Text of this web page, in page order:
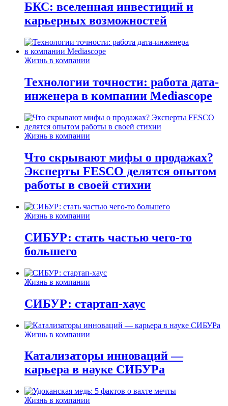
БКС: вселенная инвестиций и
карьерных возможностей
Жизнь в компании
Технологии точности: работа дата-
инженера в компании Mediascope
Жизнь в компании
Что скрывают мифы о продажах?
Эксперты FESCO делятся опытом
работы в своей стихии
Жизнь в компании
СИБУР: стать частью чего-то
большего
Жизнь в компании
СИБУР: стартап-хаус
Жизнь в компании
Катализаторы инноваций —
карьера в науке СИБУРа
Жизнь в компании